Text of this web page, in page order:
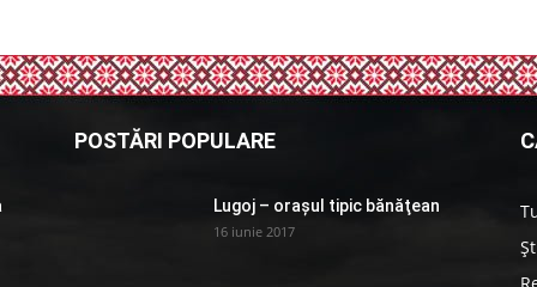
POSTĂRI POPULARE
Lugoj – orașul tipic bănăţean
16 iunie 2017